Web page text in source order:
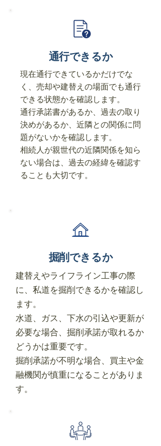
通行できるか
現在通行できているかだけでな
く、売却や建替えの場面でも通行
できる状態かを確認します。
通行承諾書があるか、過去の取り
決めがあるか、近隣との関係に問
題がないかを確認します。
相続人が親世代の近隣関係を知ら
ない場合は、過去の経緯を確認す
ることも大切です。
掘削できるか
建替えやライフライン工事の際
に、私道を掘削できるかを確認し
ます。
水道、ガス、下水の引込や更新が
必要な場合、掘削承諾が取れるか
どうかは重要です。
掘削承諾が不明な場合、買主や金
融機関が慎重になることがありま
す。